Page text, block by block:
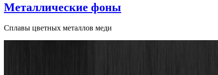
Металлические фоны
Сплавы цветных металлов меди